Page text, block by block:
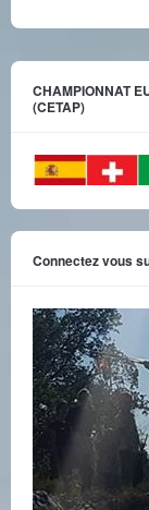
CHAMPIONNAT
(CETAP)
Connectez vous